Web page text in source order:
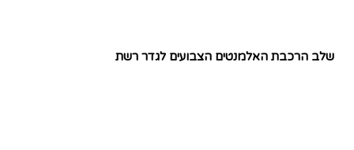
שלב הרכבת האלמנטים הצבועים לגדר רשת